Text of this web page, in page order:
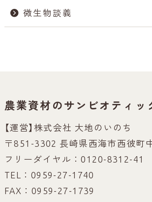
微生物談義
農業資材のサンビオティッ
【運営】株式会社 大地のいのち
〒851-3302 長崎県西海市西彼町
フリーダイヤル：0120-8312-41
TEL：0959-27-1740
FAX：0959-27-1739